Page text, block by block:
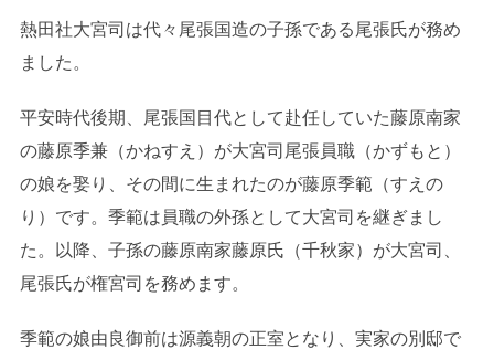
熱田社大宮司は代々尾張国造の子孫である尾張氏が務め
ました。
平安時代後期、尾張国目代として赴任していた藤原南家
の藤原季兼（かねすえ）が大宮司尾張員職（かずもと）
の娘を娶り、その間に生まれたのが藤原季範（すえの
り）です。季範は員職の外孫として大宮司を継ぎまし
た。以降、子孫の藤原南家藤原氏（千秋家）が大宮司、
尾張氏が権宮司を務めます。
季範の娘由良御前は源義朝の正室となり、実家の別邸で